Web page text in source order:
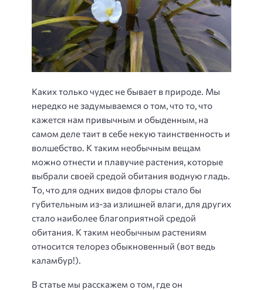
Каких только чудес не бывает в природе. Мы
нередко не задумываемся о том, что то, что
кажется нам привычным и обыденным, на
самом деле таит в себе некую таинственность и
волшебство. К таким необычным вещам
можно отнести и плавучие растения, которые
выбрали своей средой обитания водную гладь.
То, что для одних видов флоры стало бы
губительным из-за излишней влаги, для других
стало наиболее благоприятной средой
обитания. К таким необычным растениям
относится телорез обыкновенный (вот ведь
каламбур!).
В статье мы расскажем о том, где он